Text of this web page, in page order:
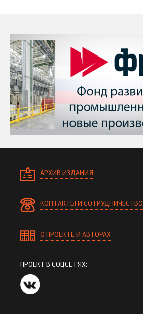
АРХИВ ИЗДАНИЯ
КОНТАКТЫ И СОТРУДНИЧЕСТВО
О ПРОЕКТЕ И АВТОРАХ
ПРОЕКТ В СОЦСЕТЯХ: